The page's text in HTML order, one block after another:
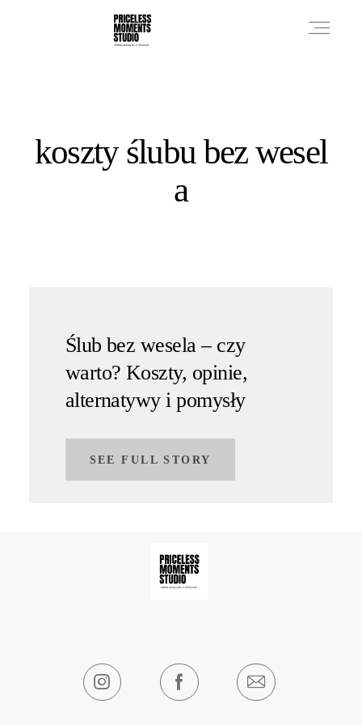
koszty ślubu bez wesel
a
Ślub bez wesela – czy
warto? Koszty, opinie,
alternatywy i pomysły
SEE FULL STORY
PHOTO WORKS